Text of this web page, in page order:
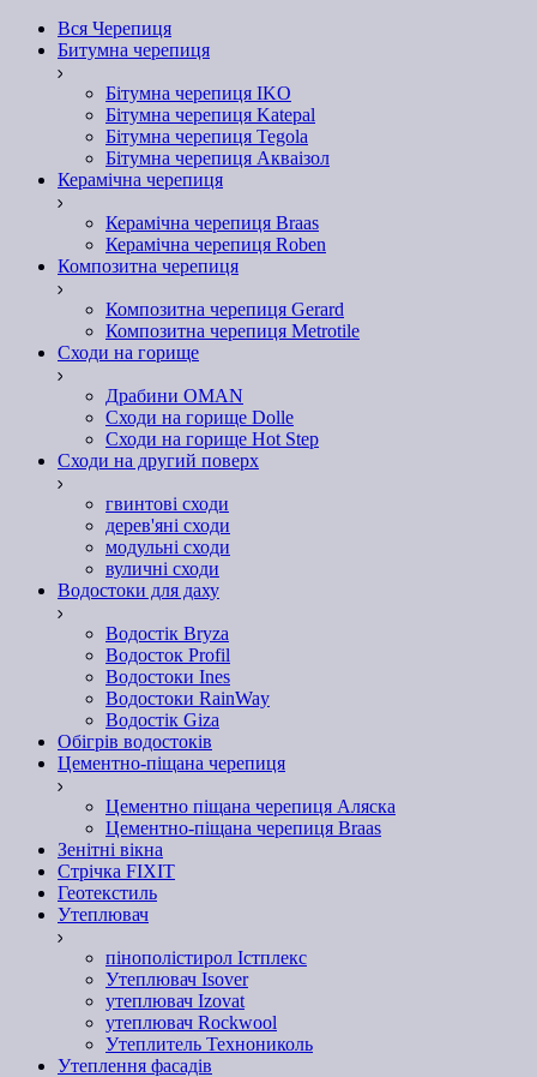
Вся Черепиця
Битумна черепиця
Бітумна черепиця IKO
Бітумна черепиця Katepal
Бітумна черепиця Tegola
Бітумна черепиця Акваізол
Керамічна черепиця
Керамічна черепиця Braas
Керамічна черепиця Roben
Композитна черепиця
Композитна черепиця Gerard
Композитна черепиця Metrotile
Сходи на горище
Драбини OMAN
Сходи на горище Dolle
Сходи на горище Hot Step
Сходи на другий поверх
гвинтові сходи
дерев'яні сходи
модульні сходи
вуличні сходи
Водостоки для даху
Водостік Bryza
Водосток Profil
Водостоки Ines
Водостоки RainWay
Водостік Giza
Обігрів водостоків
Цементно-піщана черепиця
Цементно піщана черепиця Аляска
Цементно-піщана черепиця Braas
Зенітні вікна
Стрічка FIXIT
Геотекстиль
Утеплювач
пінополістирол Істплекс
Утеплювач Isover
утеплювач Izovat
утеплювач Rockwool
Утеплитель Технониколь
Утеплення фасадів